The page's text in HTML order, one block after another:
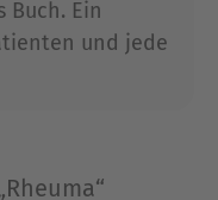
Buch. Ein
und jede